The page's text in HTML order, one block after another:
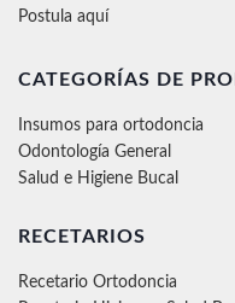
Postula aquí
CATEGORÍAS DE
Insumos para ortodoncia
Odontología General
Salud e Higiene Bucal
RECETARIOS
Recetario Ortodoncia